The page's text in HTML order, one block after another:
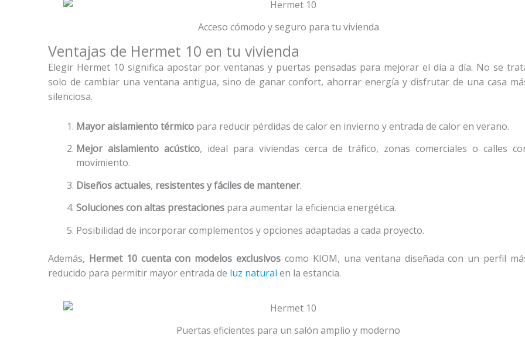
Acceso cómodo y seguro para tu vivienda
Ventajas de Hermet 10 en tu vivienda
Elegir Hermet 10 significa apostar por ventanas y puertas pensadas para mejorar el día a día. No se
solo de cambiar una ventana antigua, sino de ganar confort, ahorrar energía y disfrutar de una casa
silenciosa.
Mayor aislamiento térmico para reducir pérdidas de calor en invierno y entrada de calor en verano.
Mejor aislamiento acústico, ideal para viviendas cerca de tráfico, zonas comerciales o calles
movimiento.
Diseños actuales, resistentes y fáciles de mantener.
Soluciones con altas prestaciones para aumentar la eficiencia energética.
Posibilidad de incorporar complementos y opciones adaptadas a cada proyecto.
Además, Hermet 10 cuenta con modelos exclusivos como KIOM, una ventana diseñada con un perfil
reducido para permitir mayor entrada de luz natural en la estancia.
Puertas eficientes para un salón amplio y moderno